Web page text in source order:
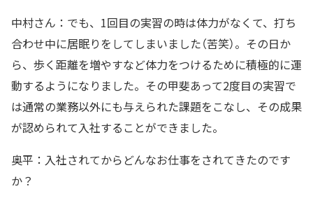
中村さん：でも、1回目の実習の時は体力がなくて、打ち
合わせ中に居眠りをしてしまいました（苦笑）。その日か
ら、歩く距離を増やすなど体力をつけるために積極的に運
動するようになりました。その甲斐あって2度目の実習で
は通常の業務以外にも与えられた課題をこなし、その成果
が認められて入社することができました。
奥平：入社されてからどんなお仕事をされてきたのです
か？